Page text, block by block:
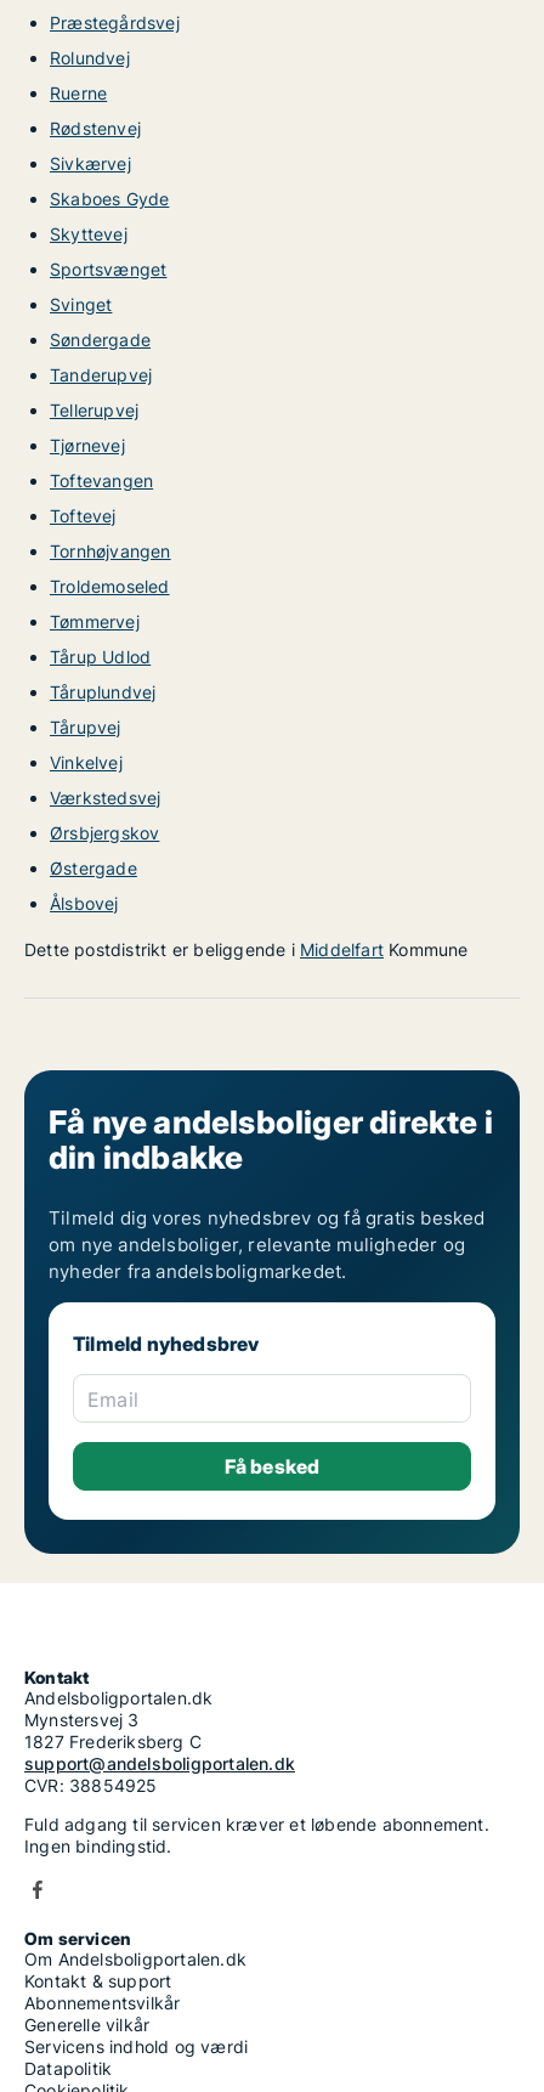
Præstegårdsvej
Rolundvej
Ruerne
Rødstenvej
Sivkærvej
Skaboes Gyde
Skyttevej
Sportsvænget
Svinget
Søndergade
Tanderupvej
Tellerupvej
Tjørnevej
Toftevangen
Toftevej
Tornhøjvangen
Troldemoseled
Tømmervej
Tårup Udlod
Tåruplundvej
Tårupvej
Vinkelvej
Værkstedsvej
Ørsbjergskov
Østergade
Ålsbovej
Dette postdistrikt er beliggende i Middelfart Kommune
Få nye andelsboliger direkte i
din indbakke
Tilmeld dig vores nyhedsbrev og få gratis besked
om nye andelsboliger, relevante muligheder og
nyheder fra andelsboligmarkedet.
Tilmeld nyhedsbrev
Email
Kontakt
Andelsboligportalen.dk
Mynstersvej 3
1827 Frederiksberg C
support@andelsboligportalen.dk
CVR: 38854925
Fuld adgang til servicen kræver et løbende abonnement.
Ingen bindingstid.
Om servicen
Om Andelsboligportalen.dk
Kontakt & support
Abonnementsvilkår
Generelle vilkår
Servicens indhold og værdi
Datapolitik